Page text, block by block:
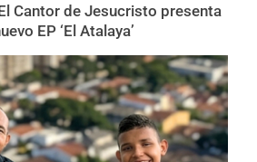
Cantor de Jesucristo presenta
EP ‘El Atalaya’